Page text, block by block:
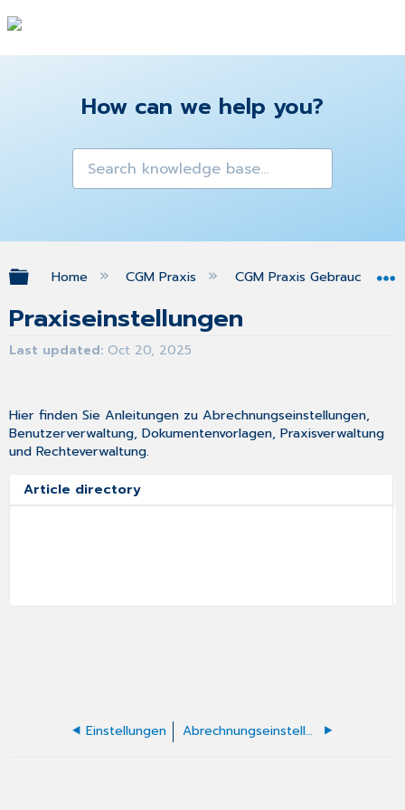
How can we help you?
Expand/collapse global hierarchy
Home CGM Praxis CGM Praxis
Praxiseinstellungen
Last updated Oct 20, 2025
Hier finden Sie Anleitungen zu Abrechnungseinstellungen,
Benutzerverwaltung, Dokumentenvorlagen, Praxisverwaltung
und Rechteverwaltung.
Article directory
Einstellungen Abrechnungseinstellungen